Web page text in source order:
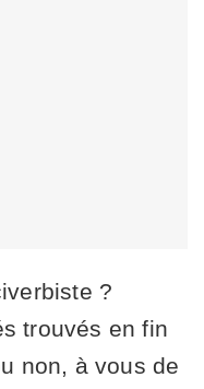
?
trouvés en fin
non, à vous de